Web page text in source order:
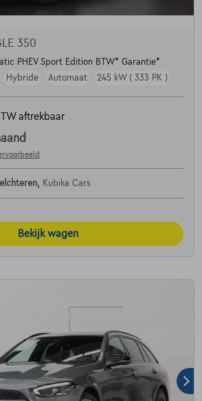
350
PHEV Sport Edition BTW* Garantie*
Hybride Automaat 245 kW ( 333 PK )
aftrekbaar
Kubika Cars
Bekijk wagen